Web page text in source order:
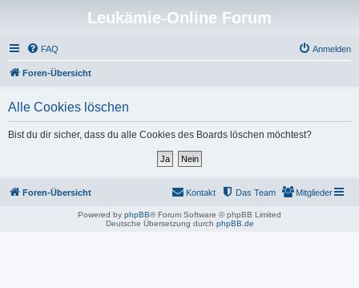
Leukämie-Online Forum
FAQ Anmelden
Foren-Übersicht
Alle Cookies löschen
Bist du dir sicher, dass du alle Cookies des Boards löschen möchtest?
Foren-Übersicht Mitglieder
Das Team
Kontakt
Powered by phpBB® Forum Software © phpBB Limited
Deutsche Übersetzung durch phpBB.de